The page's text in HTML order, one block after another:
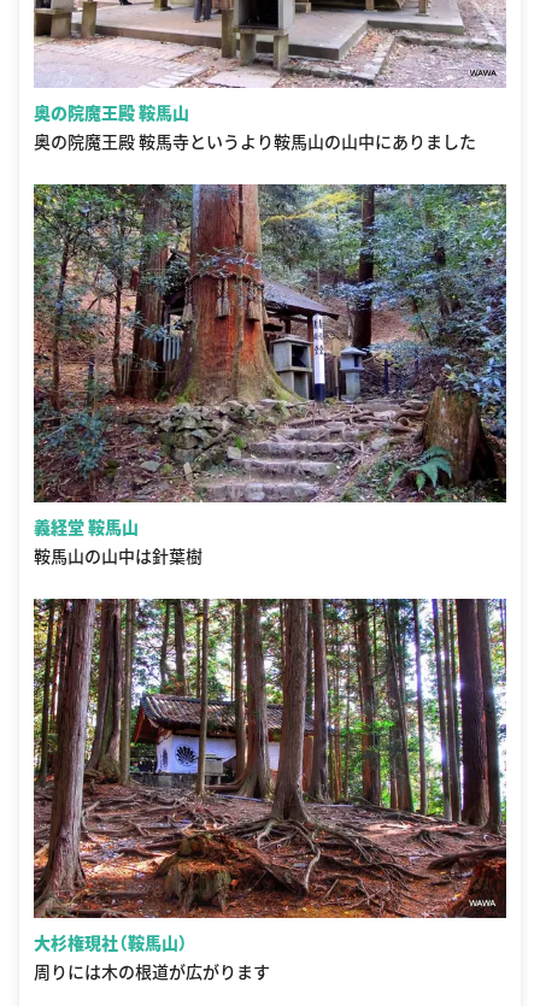
奥の院魔王殿 鞍馬山
奥の院魔王殿 鞍馬寺というより鞍馬山の山中にありました
義経堂 鞍馬山
鞍馬山の山中は針葉樹
大杉権現社（鞍馬山）
周りには木の根道が広がります